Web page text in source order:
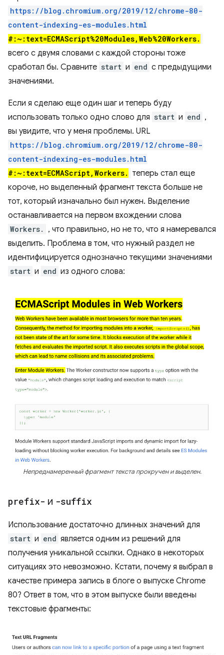
https://blog.chromium.org/2019/12/chrome-80-
content-indexing-es-modules.html
#:~:text=ECMAScript%20Modules,Web%20Workers.
всего с двумя словами с каждой стороны тоже
сработал бы. Сравните start и end с предыдущими
значениями.
Если я сделаю еще один шаг и теперь буду
использовать только одно слово для start и end ,
вы увидите, что у меня проблемы. URL
https://blog.chromium.org/2019/12/chrome-80-
content-indexing-es-modules.html
#:~:text=ECMAScript,Workers. теперь стал еще
короче, но выделенный фрагмент текста больше не
тот, который изначально был нужен. Выделение
останавливается на первом вхождении слова
Workers.
, что правильно, но не то, что я намеревался
выделить. Проблема в том, что нужный раздел не
идентифицируется однозначно текущими значениями
start и end из одного слова:
Непреднамеренный фрагмент текста прокручен и выделен.
prefix- и -suffix
Использование достаточно длинных значений для
start и end является одним из решений для
получения уникальной ссылки. Однако в некоторых
ситуациях это невозможно. Кстати, почему я выбрал в
качестве примера запись в блоге о выпуске Chrome
80? Ответ в том, что в этом выпуске были введены
текстовые фрагменты: